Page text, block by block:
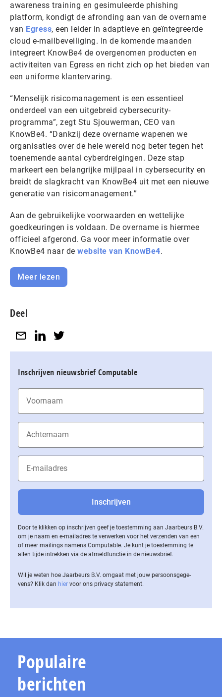
awareness training en gesimuleerde phishing
platform, kondigt de afronding aan van de overname
van Egress, een leider in adaptieve en geïntegreerde
cloud e-mailbeveiliging. In de komende maanden
integreert KnowBe4 de overgenomen producten en
activiteiten van Egress en richt zich op het bieden van
een uniforme klantervaring.
“Menselijk risicomanagement is een essentieel
onderdeel van een uitgebreid cybersecurity-
programma”, zegt Stu Sjouwerman, CEO van
KnowBe4. “Dankzij deze overname wapenen we
organisaties over de hele wereld nog beter tegen het
toenemende aantal cyberdreigingen. Deze stap
markeert een belangrijke mijlpaal in cybersecurity en
breidt de slagkracht van KnowBe4 uit met een nieuwe
generatie van risicomanagement.”
Aan de gebruikelijke voorwaarden en wettelijke
goedkeuringen is voldaan. De overname is hiermee
officieel afgerond. Ga voor meer informatie over
KnowBe4 naar de website van KnowBe4.
Meer lezen
Deel
Inschrijven nieuwsbrief Computable
Door te klikken op inschrijven geef je toestemming aan Jaarbeurs B.V.
om je naam en e-mailadres te verwerken voor het verzenden van een
of meer mailings namens Computable. Je kunt je toestemming te
allen tijde intrekken via de af­meld­func­tie in de nieuwsbrief.
Wil je weten hoe Jaarbeurs B.V. omgaat met jouw per­soons­ge­ge­
vens? Klik dan hier voor ons privacy statement.
Populaire
berichten